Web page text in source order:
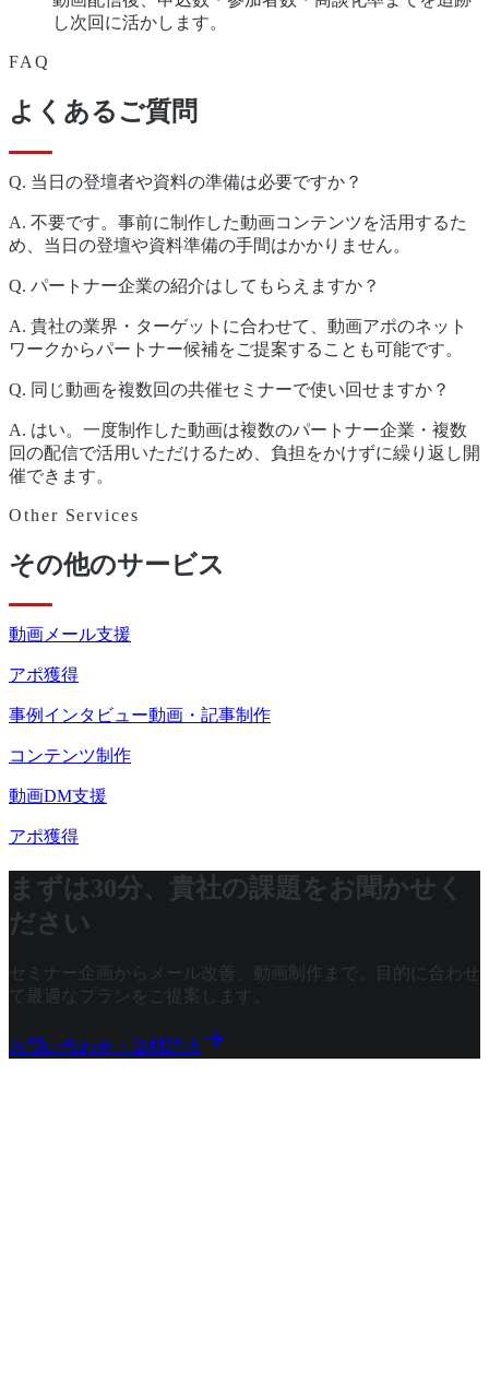
し次回に活かします。
FAQ
よくあるご質問
Q. 当日の登壇者や資料の準備は必要ですか？
A. 不要です。事前に制作した動画コンテンツを活用するた
め、当日の登壇や資料準備の手間はかかりません。
Q. パートナー企業の紹介はしてもらえますか？
A. 貴社の業界・ターゲットに合わせて、動画アポのネット
ワークからパートナー候補をご提案することも可能です。
Q. 同じ動画を複数回の共催セミナーで使い回せますか？
A. はい。一度制作した動画は複数のパートナー企業・複数
回の配信で活用いただけるため、負担をかけずに繰り返し開
催できます。
Other Services
その他のサービス
動画メール支援
アポ獲得
事例インタビュー動画・記事制作
コンテンツ制作
動画DM支援
アポ獲得
まずは30分、貴社の課題をお聞かせく
ださい
セミナー企画からメール改善、動画制作まで。目的に合わせ
て最適なプランをご提案します。
お問い合わせ・資料請求